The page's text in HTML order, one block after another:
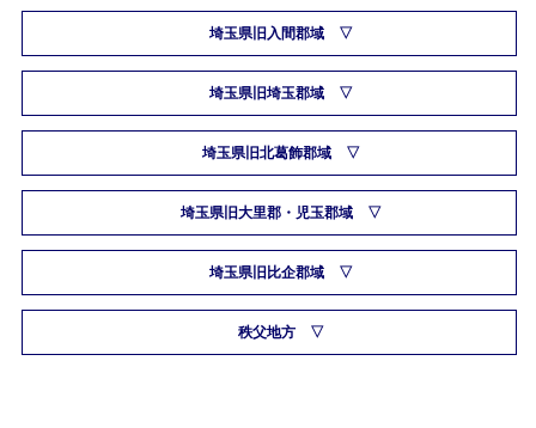
埼玉県旧入間郡域
埼玉県旧埼玉郡域
埼玉県旧北葛飾郡域
埼玉県旧大里郡・児玉郡域
埼玉県旧比企郡域
秩父地方